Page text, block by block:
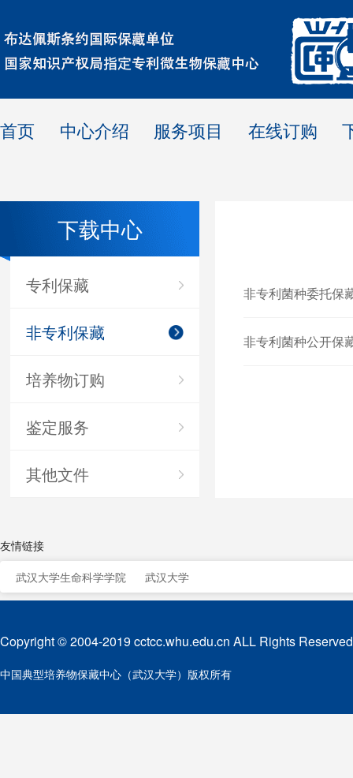
首页 中心介绍 服务项目 在线订购
下载中心
专利保藏
非专利保藏
培养物订购
鉴定服务
其他文件
非专利菌种委托保
非专利菌种公开保
友情链接
武汉大学生命科学学院
武汉大学
Copyright © 2004-2019 cctcc.whu.edu.cn ALL Rights
中国典型培养物保藏中心（武汉大学）版权所有